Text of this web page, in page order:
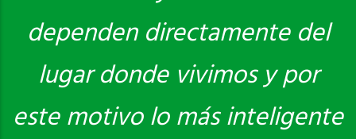
dependen directamente del
lugar donde vivimos y por
este motivo lo más inteligente